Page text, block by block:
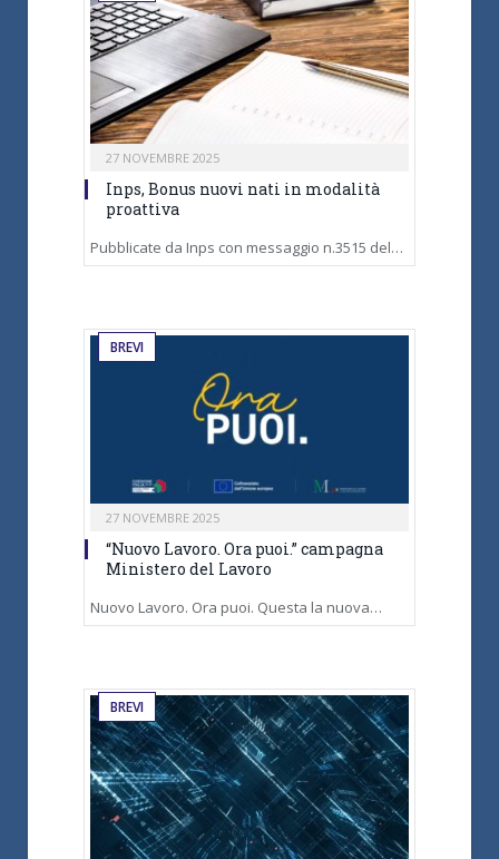
27 NOVEMBRE 2025
Inps, Bonus nuovi nati in modalità
proattiva
Pubblicate da Inps con messaggio n.3515 del…
BREVI
27 NOVEMBRE 2025
“Nuovo Lavoro. Ora puoi.” campagna
Ministero del Lavoro
Nuovo Lavoro. Ora puoi. Questa la nuova…
BREVI